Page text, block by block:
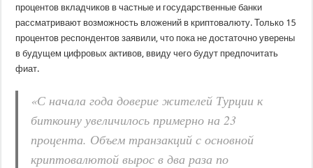
процентов вкладчиков в частные и государственные банки
рассматривают возможность вложений в криптовалюту. Только 15
процентов респондентов заявили, что пока не достаточно уверены
в будущем цифровых активов, ввиду чего будут предпочитать
фиат.
«С начала года доверие жителей Турции к
биткоину увеличилось примерно на 23
процента. Объем транзакций с основной
криптовалютой вырос в два раза по